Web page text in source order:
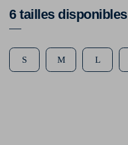
6 tailles disponibles
S M L